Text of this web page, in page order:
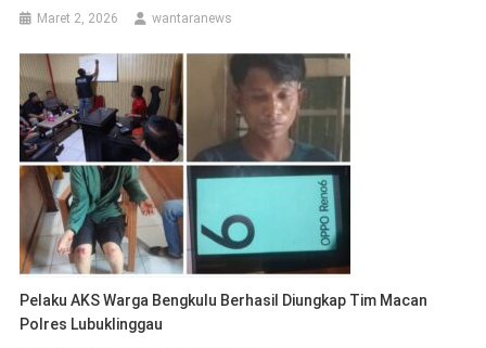
Maret 2, 2026 wantaranews
Pelaku AKS Warga Bengkulu Berhasil Diungkap Tim Macan
Polres Lubuklinggau